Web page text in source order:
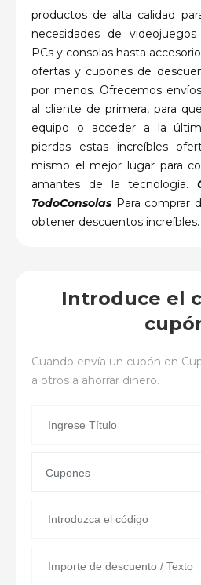
productos de alta calidad
necesidades de
PCs y consolas hasta
ofertas y cupones de
por menos. Ofrecemos
al cliente de primera, para
equipo o acceder a la
pierdas estas increíbles
mismo el mejor lugar para
amantes de la tecnología.
TodoConsolas Para comprar
obtener descuentos increíbles.
Introduce el
Cuando envía un cupón en
a otros a ahorrar dinero.